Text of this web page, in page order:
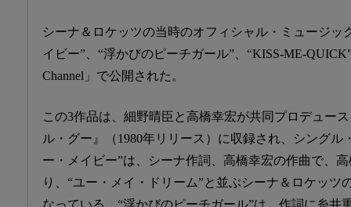
シーナ＆ロケッツの当時のオフィシャル・ミュージッ
イビー”、“浮かびのピーチガール”、“KISS-ME-
Channel」で公開された。
この3作品は、細野晴臣と高橋幸宏が共同プロデュー
ル・グー』（1980年リリース）に収録され、シングル
ー・メイビー”は、シーナ作詞、高橋幸宏の作曲で、
り、“ユー・メイ・ドリーム”と並ぶシーナ＆ロケッツ
なっている。“浮かびのピーチガール”は、作詞に糸井